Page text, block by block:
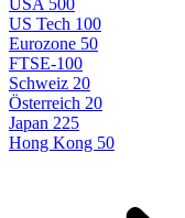
USA 500
US Tech 100
Eurozone 50
FTSE-100
Schweiz 20
Österreich 20
Japan 225
Hong Kong 50